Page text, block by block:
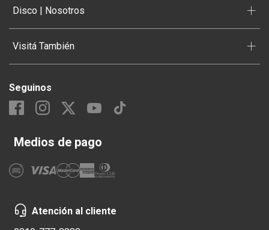
Disco | Nosotros +
Visitá También +
Seguinos
Medios de pago
Atención al cliente